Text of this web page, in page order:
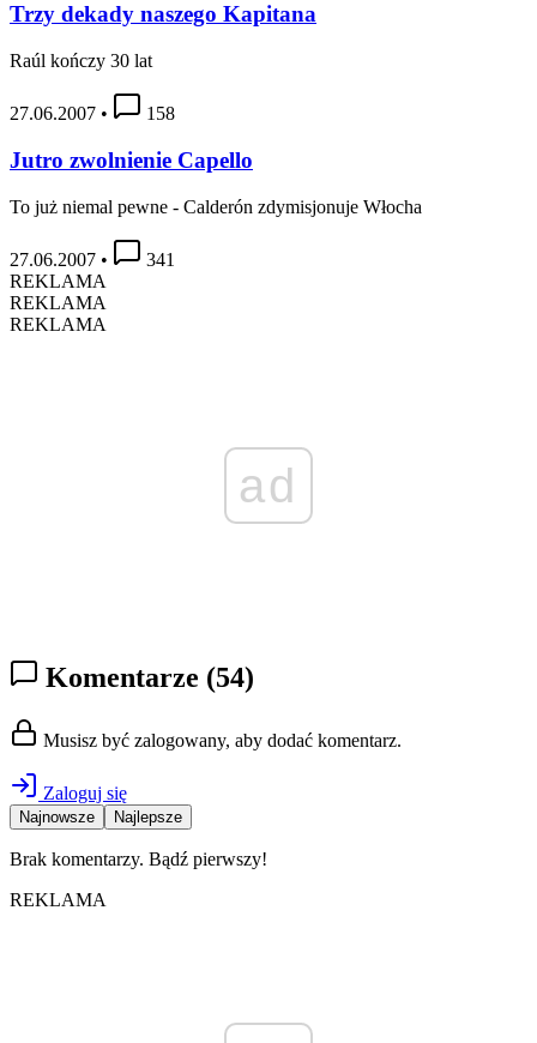
Trzy dekady naszego Kapitana
Raúl kończy 30 lat
27.06.2007 • 158
Jutro zwolnienie Capello
To już niemal pewne - Calderón zdymisjonuje Włocha
27.06.2007 •
341
REKLAMA
REKLAMA
REKLAMA
ad
Komentarze (54)
Musisz być zalogowany, aby dodać komentarz.
Zaloguj się
Najnowsze Najlepsze
Brak komentarzy. Bądź pierwszy!
REKLAMA